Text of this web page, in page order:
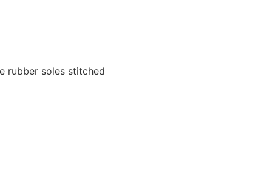
rubber soles stitched